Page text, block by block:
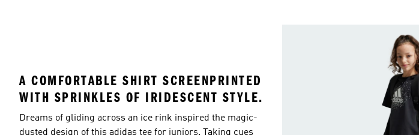
A COMFORTABLE SHIRT SCREENPRINTED
WITH SPRINKLES OF IRIDESCENT STYLE.
Dreams of gliding across an ice rink inspired the magic-
dusted design of this adidas tee for juniors. Taking cues